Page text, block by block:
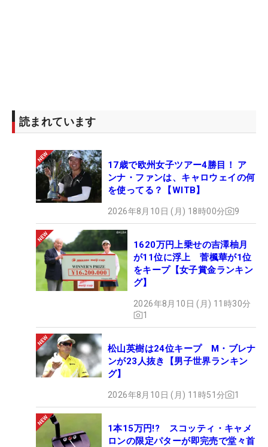
読まれています
17歳で欧州女子ツアー4勝目！ ア
ンナ・ファンは、キャロウェイの何
を使ってる？【WITB】
2026年8月10日 (月) 18時00分 9
1620万円上乗せの吉澤柚月
が11位に浮上 菅楓華が1位
をキープ【女子賞金ランキン
グ】
2026年8月10日 (月) 11時30分
1
松山英樹は24位キープ M・ブレナ
ンが23人抜き【男子世界ランキン
グ】
2026年8月10日 (月) 11時51分 1
1本15万円!? スコッティ・キャメ
ロンの限定パターが即完売で堂々首